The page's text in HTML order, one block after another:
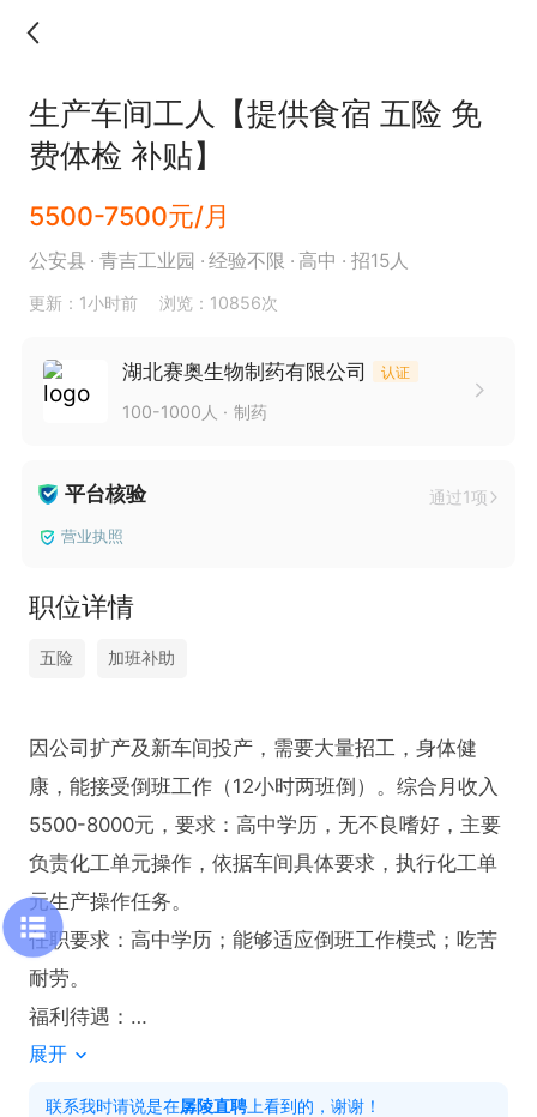
生产车间工人【提供食宿 五险 免
费体检 补贴】
5500-7500元/月
公安县 青吉工业园 经验不限 高中 招15人
更新：1小时前 浏览：10856次
湖北赛奥生物制药有限公司 认证
100-1000人 制药
平台核验 通过1项
营业执照
职位详情
五险 加班补助
因公司扩产及新车间投产，需要大量招工，身体健
康，能接受倒班工作（12小时两班倒）。综合月收入
5500-8000元，要求：高中学历，无不良嗜好，主要
负责化工单元操作，依据车间具体要求，执行化工单
元生产操作任务。
任职要求：高中学历；能够适应倒班工作模式；吃苦
耐劳。
福利待遇：
1. 提供免费住宿与员工食堂。
2. 享有节日福利、生日福利、婚嫁福利、劳保福利
展开
联系我时请说是在孱陵直聘 上看到的，谢谢！